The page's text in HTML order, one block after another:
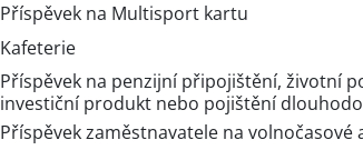
Příspěvek na Multisport kartu
Kafeterie
Příspěvek na penzijní připojištění, životní
investiční produkt nebo pojištění
Příspěvek zaměstnavatele na volnočasové